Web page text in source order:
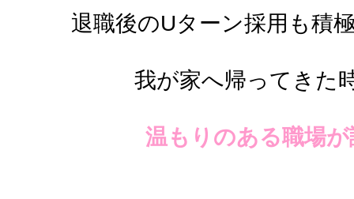
退職後のUターン採用も積
我が家へ帰ってきた
温もりのある職場